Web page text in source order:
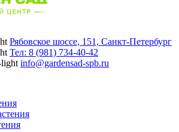
Рябовское шоссе, 151, Санкт-Петербург
Тел: 8 (981) 734-40-42
info@gardensad-spb.ru